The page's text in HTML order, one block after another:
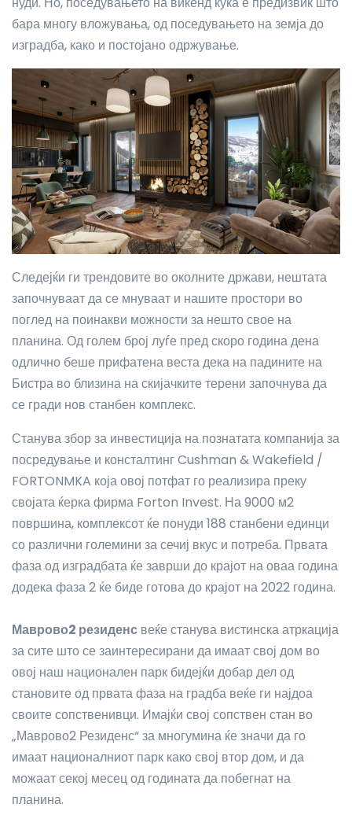
бара многу вложувања, од поседувањето на земја до
изградба, како и постојано одржување.
Следејќи ги трендовите во околните држави, нештата
започнуваат да се мнуваат и нашите простори во
поглед на поинакви можности за нешто свое на
планина. Од голем број луѓе пред скоро година дена
одлично беше прифатена веста дека на падините на
Бистра во близина на скијачките терени започнува да
се гради нов станбен комплекс.
Станува збор за инвестиција на познатата компанија за
посредување и консталтинг Cushman & Wakefield /
FORTONMKA која овој потфат го реализира преку
својата ќерка фирма Forton Invest. На 9000 м2
површина, комплексот ќе понуди 188 станбени единци
со различни големини за сечиј вкус и потреба. Првата
фаза од изградбата ќе заврши до крајот на оваа година
додека фаза 2 ќе биде готова до крајот на 2022 година.
Маврово2 резиденс веќе станува вистинска атркација
за сите што се заинтересирани да имаат свој дом во
овој наш национален парк бидејќи добар дел од
становите од првата фаза на градба веќе ги најдоа
своите сопственивци. Имајќи свој сопствен стан во
„Маврово2 Резиденс“ за многумина ќе значи да го
имаат националниот парк како свој втор дом, и да
можаат секој месец од годината да побегнат на
планина.